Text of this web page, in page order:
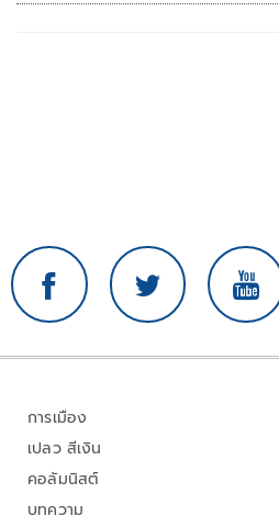
การเมือง
เปลว สีเงิน
คอลัมนิสต์
บทความ